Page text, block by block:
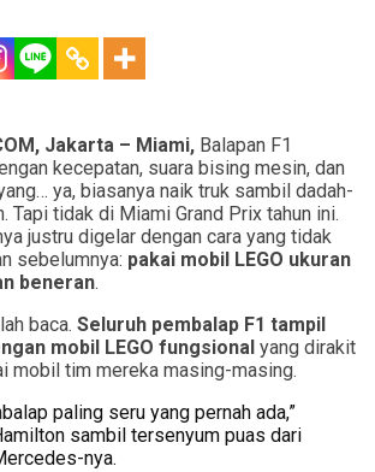
Jakarta – Miami, Balapan F1
kecepatan, suara bising mesin, dan
ya, biasanya naik truk sambil dadah-
Tapi tidak di Miami Grand Prix tahun ini.
justru digelar dengan cara yang tidak
sebelumnya: pakai mobil LEGO ukuran
beneran.
baca. Seluruh pembalap F1 tampil
mobil LEGO fungsional yang dirakit
mobil tim mereka masing-masing.
paling seru yang pernah ada,”
sambil tersenyum puas dari
nya.